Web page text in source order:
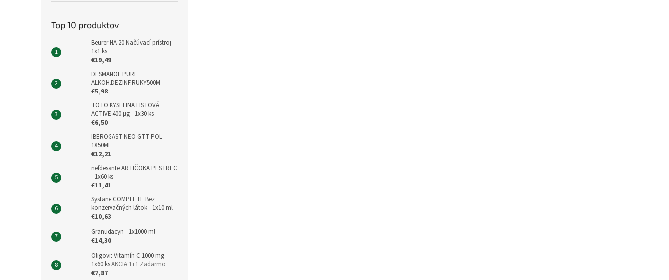
Top 10 produktov
Beurer HA 20 Načúvací prístroj -
1x1 ks
€19,49
DESMANOL PURE
ALKOH.DEZINF.RUKY500M
€5,98
TOTO KYSELINA LISTOVÁ
ACTIVE 400 μg - 1x30 ks
€6,50
IBEROGAST NEO GTT POL
1X50ML
€12,21
nefdesante ARTIČOKA PESTREC
- 1x60 ks
€11,41
Systane COMPLETE Bez
konzervačných látok - 1x10 ml
€10,63
Granudacyn - 1x1000 ml
€14,30
Oligovit Vitamín C 1000 mg -
1x60 ksAKCIA 1+1 Zadarmo
€7,87